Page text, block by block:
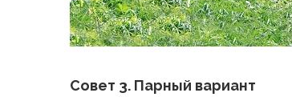
Совет 3. Парный вариант